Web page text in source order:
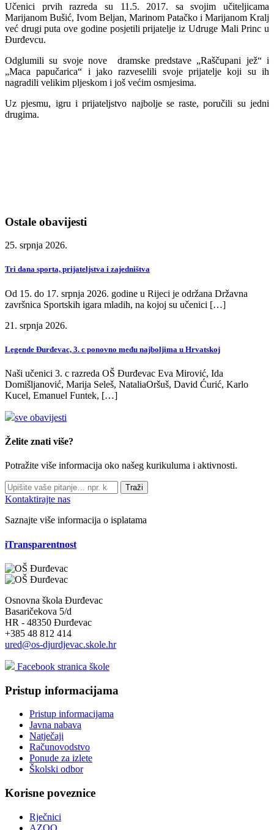
Učenici prvih razreda su 11.5. 2017. sa svojim učiteljicama
Marijanom Bušić, Ivom Beljan, Marinom Patačko i Marijanom Kralj
već drugi puta ove godine posjetili prijatelje iz Udruge Mali Princ u
Đurđevcu.
Odglumili su svoje nove dramske predstave „Raščupani jež“ i
„Maca papučarica“ i jako razveselili svoje prijatelje koji su ih
nagradili velikim pljeskom i još većim osmjesima.
Uz pjesmu, igru i prijateljstvo najbolje se raste, poručili su jedni
drugima.
Ostale obavijesti
25. srpnja 2026.
Tri dana sporta, prijateljstva i zajedništva
Od 15. do 17. srpnja 2026. godine u Rijeci je održana Državna
završnica Sportskih igara mladih, na kojoj su učenici […]
21. srpnja 2026.
Legende Đurđevac, 3. c ponovno među najboljima u Hrvatskoj
Naši učenici 3. c razreda OŠ Đurđevac Eva Mirović, Ida
Domišljanović, Marija Seleš, NataliaOršuš, David Ćurić, Karlo
Kucel, Emanuel Funtek, […]
sve obavijesti
Želite znati više?
Potražite više informacija oko našeg kurikuluma i aktivnosti.
Traži
Kontaktirajte nas
Saznajte više informacija o isplatama
iTransparentnost
Osnovna škola Đurđevac
Basaričekova 5/d
HR - 48350 Đurđevac
+385 48 812 414
ured@os-djurdjevac.skole.hr
Facebook stranica škole
Pristup informacijama
Pristup informacijama
Javna nabava
Natječaji
Računovodstvo
Ponude za izlete
Školski odbor
Korisne poveznice
Rječnici
AZOO